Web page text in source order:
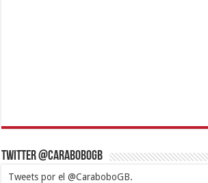
Twitter @CaraboboGB
Tweets por el @CaraboboGB.